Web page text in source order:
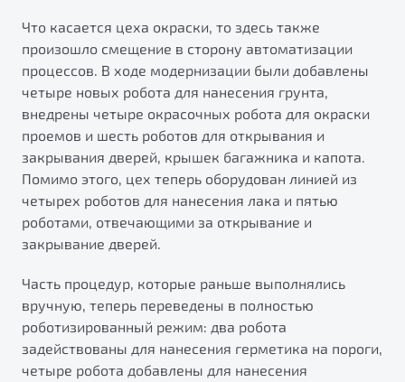
Что касается цеха окраски, то здесь также
произошло смещение в сторону автоматизации
процессов. В ходе модернизации были добавлены
четыре новых робота для нанесения грунта,
внедрены четыре окрасочных робота для окраски
проемов и шесть роботов для открывания и
закрывания дверей, крышек багажника и капота.
Помимо этого, цех теперь оборудован линией из
четырех роботов для нанесения лака и пятью
роботами, отвечающими за открывание и
закрывание дверей.
Часть процедур, которые раньше выполнялись
вручную, теперь переведены в полностью
роботизированный режим: два робота
задействованы для нанесения герметика на пороги,
четыре робота добавлены для нанесения